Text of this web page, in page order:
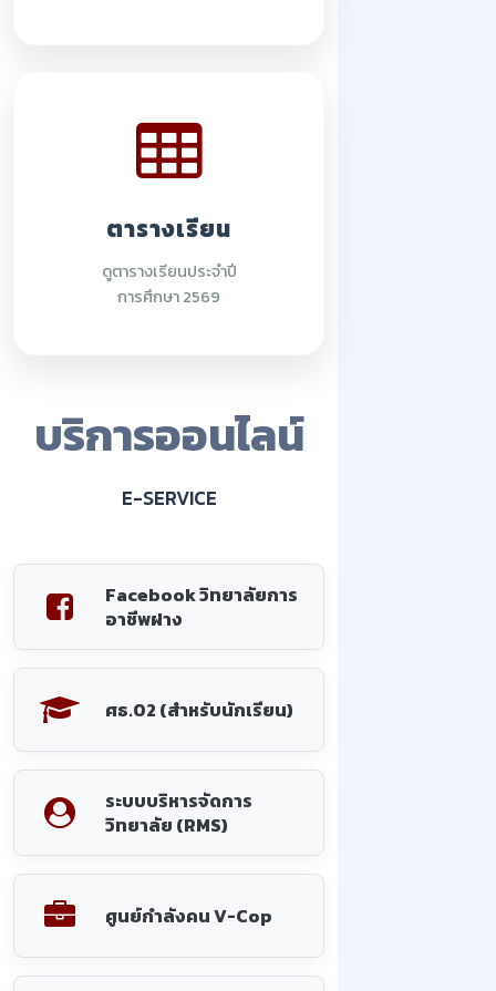
ตารางเรียน
ดูตารางเรียนประจำปี
การศึกษา 2569
บริการออนไลน์
E-SERVICE
Facebook วิทยาลัยการ
อาชีพฝาง
ศธ.02 (สำหรับนักเรียน)
ระบบบริหารจัดการ
วิทยาลัย (RMS)
ศูนย์กำลังคน V-Cop